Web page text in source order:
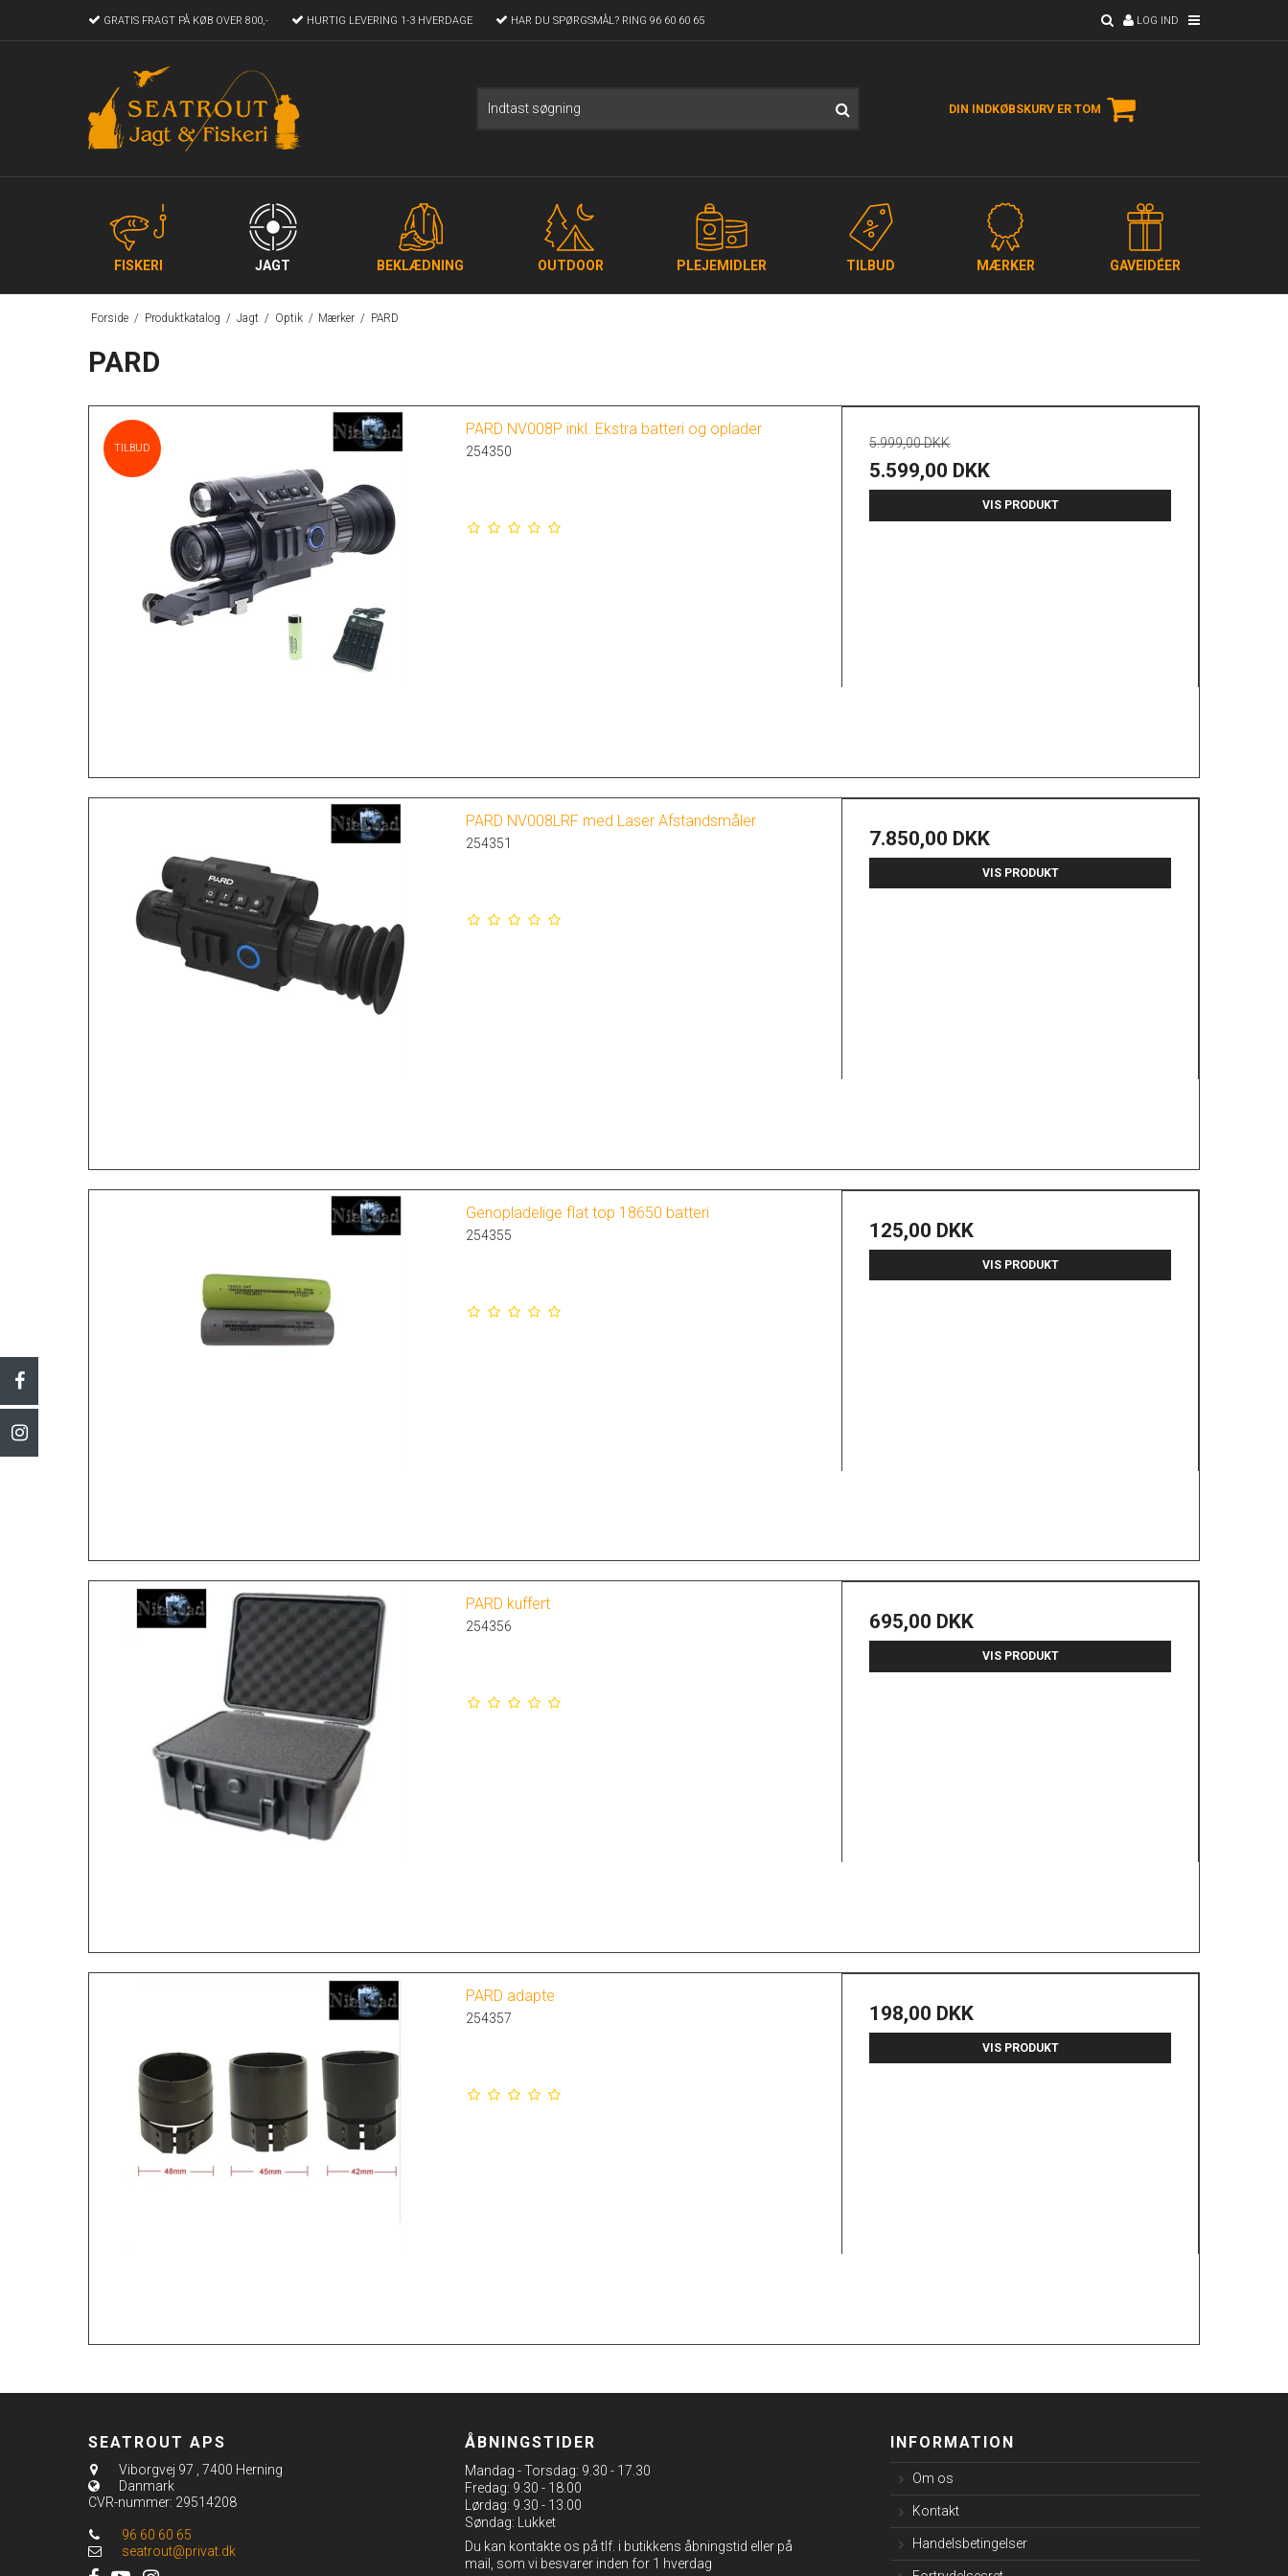
GRATIS FRAGT PÅ KØB OVER 800,- HURTIG LEVERING 1-3 HVERDAGE HAR DU SPØRGSMÅL? RING 96 60 60 65 LOG IND
DIN INDKØBSKURV ER TOM
FISKERI JAGT BEKLÆDNING OUTDOOR PLEJEMIDLER TILBUD MÆRKER GAVEIDÉER
Forside / Produktkatalog / Jagt / Optik / Mærker / PARD
PARD
TILBUD
PARD NV008P inkl. Ekstra batteri og oplader
254350
5.999,00 DKK
5.599,00 DKK
VIS PRODUKT
PARD NV008LRF med Laser Afstandsmåler
254351 7.850,00 DKK
VIS PRODUKT
Genopladelige flat top 18650 batteri
254355 125,00 DKK
VIS PRODUKT
PARD kuffert
254356 695,00 DKK
VIS PRODUKT
PARD adapte
254357 198,00 DKK
VIS PRODUKT
SEATROUT APS
Viborgvej 97
7400 Herning
Danmark
CVR-nummer: 29514208
96 60 60 65
seatrout@privat.dk
ÅBNINGSTIDER
Mandag - Torsdag: 9.30 - 17.30
Fredag: 9.30 - 18.00
Lørdag: 9.30 - 13.00
Søndag: Lukket
Du kan kontakte os på tlf. i butikkens åbningstid eller på
mail, som vi besvarer inden for 1 hverdag
INFORMATION
Om os
Kontakt
Handelsbetingelser